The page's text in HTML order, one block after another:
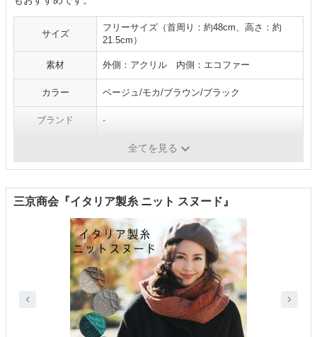
サイズ
フリーサイズ（首周り：約48cm、高さ：約
21.5cm）
素材 外側：アクリル 内側：エコファー
カラー ベージュ/モカ/ブラウン/ブラック
ブランド -
全てを見る
三京商会『イタリア製糸 ニット スヌード』